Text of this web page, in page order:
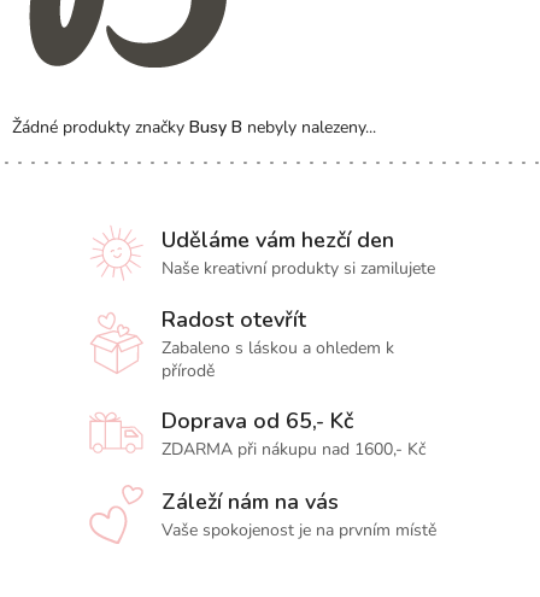
Žádné produkty značky Busy B nebyly nalezeny...
Uděláme vám hezčí den
Naše kreativní produkty si zamilujete
Radost otevřít
Zabaleno s láskou a ohledem k
přírodě
Doprava od 65,- Kč
ZDARMA při nákupu nad 1600,- Kč
Záleží nám na vás
Vaše spokojenost je na prvním místě